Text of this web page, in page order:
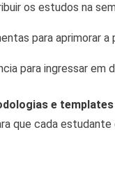
os estudos na
para aprimorar a
para ingressar em
e
que cada